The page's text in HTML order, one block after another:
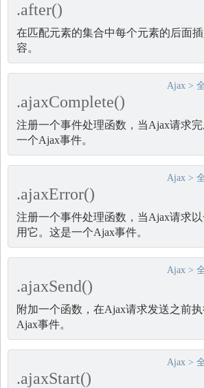
.after()
在匹配元素的集合中每个元素的后面
容。
Ajax >
.ajaxComplete()
注册一个事件处理函数，当Ajax请求
一个Ajax事件。
Ajax >
.ajaxError()
注册一个事件处理函数，当Ajax请求
用它。这是一个Ajax事件。
Ajax >
.ajaxSend()
附加一个函数，在Ajax请求发送之前
Ajax事件。
Ajax >
.ajaxStart()